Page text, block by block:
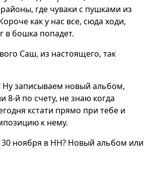
где чуваки с пушками из
как у нас все, сюда ходи,
в бошка попадет.
Саш, из настоящего, так
Ну записываем новый альбом,
8-й по счету, не знаю когда
кстати прямо при тебе и
к нему.
30 ноября в НН? Новый альбом или